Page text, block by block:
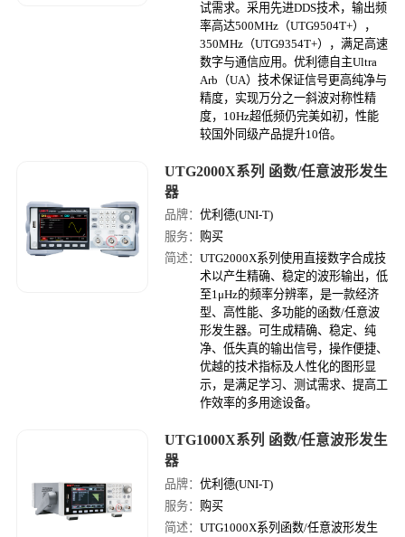
试需求。采用先进DDS技术，输出频
率高达500MHz（UTG9504T+），
350MHz（UTG9354T+），满足高速
数字与通信应用。优利德自主Ultra
Arb（UA）技术保证信号更高纯净与
精度，实现万分之一斜波对称性精
度，10Hz超低频仍完美如初，性能
较国外同级产品提升10倍。
UTG2000X系列 函数/任意波形发生
器
品牌：优利德(UNI-T)
服务： 购买
简述：UTG2000X系列使用直接数字合成技
术以产生精确、稳定的波形输出，低
至1μHz的频率分辨率，是一款经济
型、高性能、多功能的函数/任意波
形发生器。可生成精确、稳定、纯
净、低失真的输出信号，操作便捷、
优越的技术指标及人性化的图形显
示，是满足学习、测试需求、提高工
作效率的多用途设备。
UTG1000X系列 函数/任意波形发生
器
品牌：优利德(UNI-T)
服务： 购买
简述：UTG1000X系列函数/任意波形发生